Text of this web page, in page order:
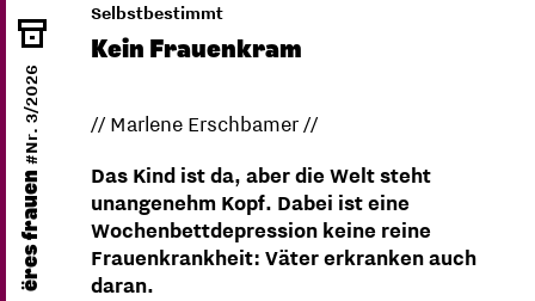
ëres frauen
#Nr. 3/2026
Selbstbestimmt
Kein Frauenkram
// Marlene Erschbamer //
Das Kind ist da, aber die Welt steht
unangenehm Kopf. Dabei ist eine
Wochenbettdepression keine reine
Frauenkrankheit: Väter erkranken auch
daran.